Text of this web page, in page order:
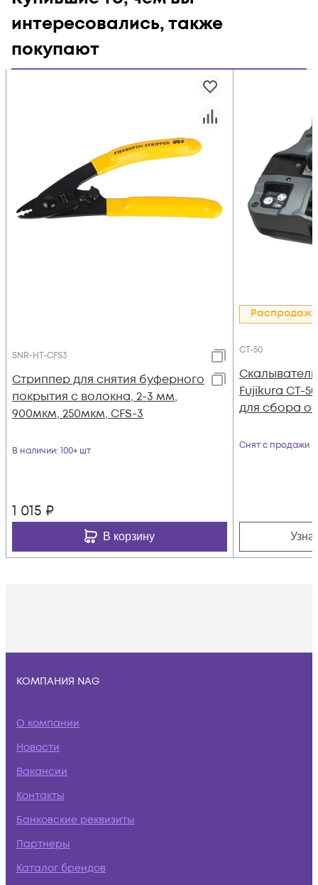
интересовались, также
покупают
SNR-HT-CFS3
Стриппер для снятия буферного
покрытия с волокна, 2-3 мм,
900мкм, 250мкм, CFS-3
В наличии: 100+ шт
1 015 ₽
В корзину
CT-50
Fujikura CT-
для сбора
Снят с продажи
КОМПАНИЯ NAG
О компании
Новости
Вакансии
Контакты
Банковские реквизиты
Партнеры
Каталог брендов